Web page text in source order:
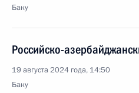
Баку
Российско-
19 августа 2024 года, 14:50
Баку